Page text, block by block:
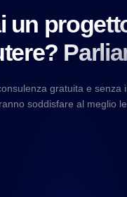
un
gratuita e senza
soddisfare al meglio